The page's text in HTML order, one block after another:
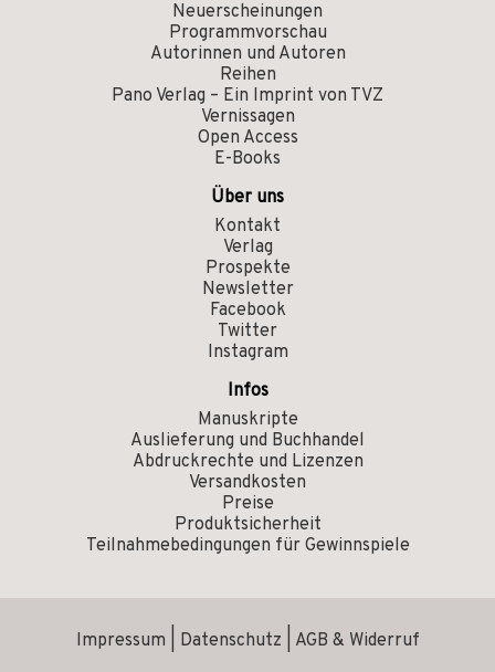
Neuerscheinungen
Programmvorschau
Autorinnen und Autoren
Reihen
Pano Verlag – Ein Imprint von TVZ
Vernissagen
Open Access
E-Books
Über uns
Kontakt
Verlag
Prospekte
Newsletter
Facebook
Twitter
Instagram
Infos
Manuskripte
Auslieferung und Buchhandel
Abdruckrechte und Lizenzen
Versandkosten
Preise
Produktsicherheit
Teilnahmebedingungen für Gewinnspiele
Impressum Datenschutz AGB & Widerruf